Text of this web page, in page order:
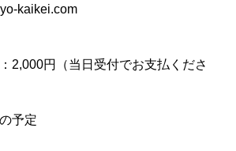
kaikei.com
2,000円（当日受付でお支払くださ
予定